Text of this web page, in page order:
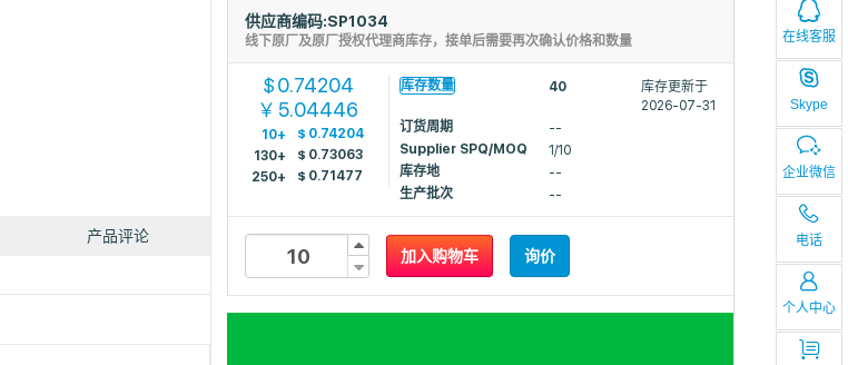
在线客服
Skype
企业微信
电话
个人中心
产品评论
供应商编码:SP1034
线下原厂及原厂授权代理商库存，接单后需要再次确认价格和数量
$0.74204
￥ 5.04446
10+ $ 0.74204
130+
$ 0.73063
250+
$ 0.71477
库存数量 40
库存更新于
2026-07-31
订货周期
--
Supplier SPQ/MOQ
1/10
库存地
--
生产批次
--
加入购物车 询价